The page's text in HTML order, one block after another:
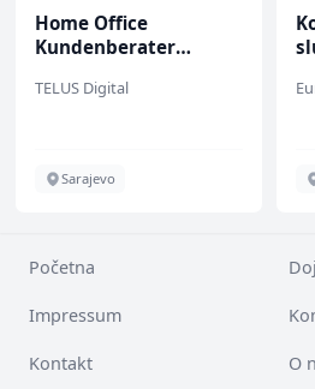
Home Office
Kundenberater
TELUS Digital
Sarajevo
Početna
Impressum
Kontakt O